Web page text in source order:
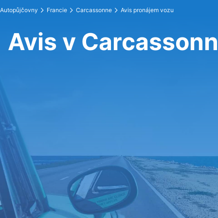
Autopůjčovny Francie Carcassonne Avis pronájem vozu
Avis v